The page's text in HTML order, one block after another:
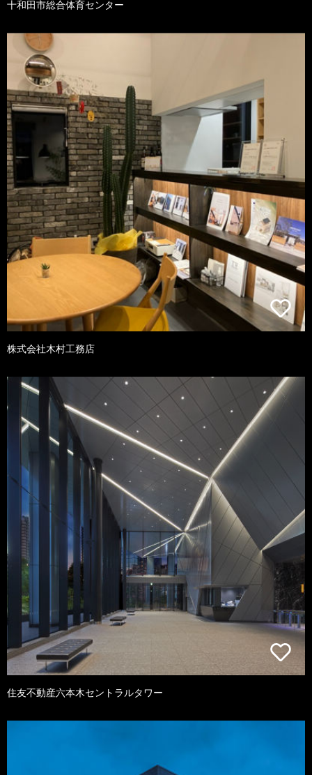
十和田市総合体育センター
株式会社木村工務店
住友不動産六本木セントラルタワー